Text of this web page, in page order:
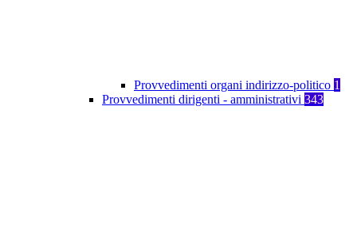
Provvedimenti organi indirizzo-politico 1
Provvedimenti dirigenti - amministrativi 343